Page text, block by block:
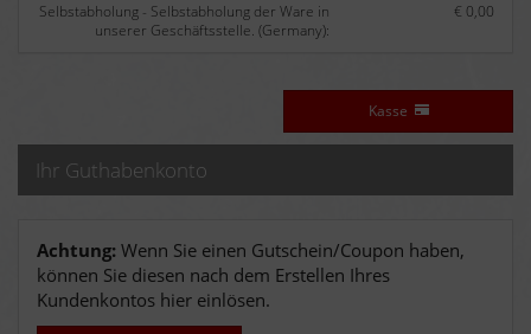
Selbstabholung - Selbstabholung der Ware in
unserer Geschäftsstelle. (Germany):
€ 0,00
Kasse
Ihr Guthabenkonto
Achtung: Wenn Sie einen Gutschein/Coupon haben,
können Sie diesen nach dem Erstellen Ihres
Kundenkontos hier einlösen.